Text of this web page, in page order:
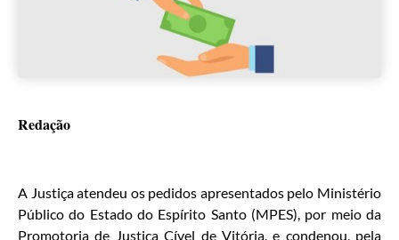
Redação
A Justiça atendeu os pedidos apresentados pelo Ministério
Público do Estado do Espírito Santo (MPES), por meio da
Promotoria de Justiça Cível de Vitória, e condenou, pela